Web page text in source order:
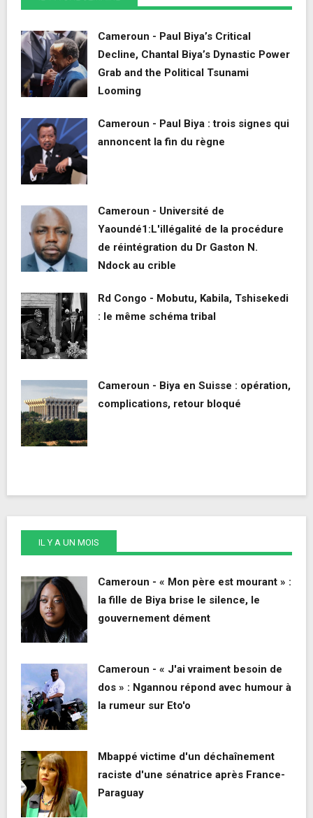
Cameroun - Paul Biya’s Critical
Decline, Chantal Biya’s Dynastic Power
Grab and the Political Tsunami
Looming
Cameroun - Paul Biya : trois signes qui
annoncent la fin du règne
Cameroun - Université de
Yaoundé1:L'illégalité de la procédure
de réintégration du Dr Gaston N.
Ndock au crible
Rd Congo - Mobutu, Kabila, Tshisekedi
: le même schéma tribal
Cameroun - Biya en Suisse : opération,
complications, retour bloqué
IL Y A UN MOIS
Cameroun - « Mon père est mourant » :
la fille de Biya brise le silence, le
gouvernement dément
Cameroun - « J'ai vraiment besoin de
dos » : Ngannou répond avec humour à
la rumeur sur Eto'o
Mbappé victime d'un déchaînement
raciste d'une sénatrice après France-
Paraguay